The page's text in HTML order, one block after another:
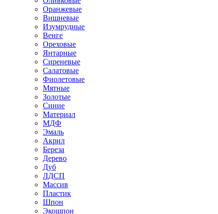
Оранжевые
Вишневые
Изумрудные
Венге
Ореховые
Янтарные
Сиреневые
Салатовые
Фиолетовые
Мятные
Золотые
Синие
Материал
МДФ
Эмаль
Акрил
Береза
Дерево
Дуб
ЛДСП
Массив
Пластик
Шпон
Экошпон